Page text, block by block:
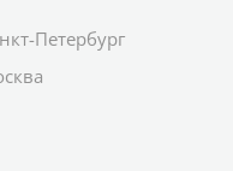
Петербург